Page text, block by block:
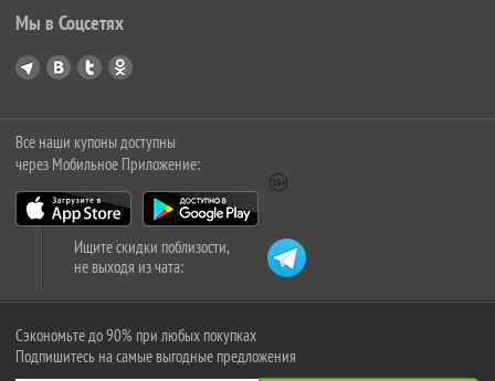
Мы в Соцсетях
Все наши купоны доступны
через Мобильное Приложение:
Ищите скидки поблизости,
не выходя из чата:
Сэкономьте до 90% при любых покупках
Подпишитесь на самые выгодные предложения